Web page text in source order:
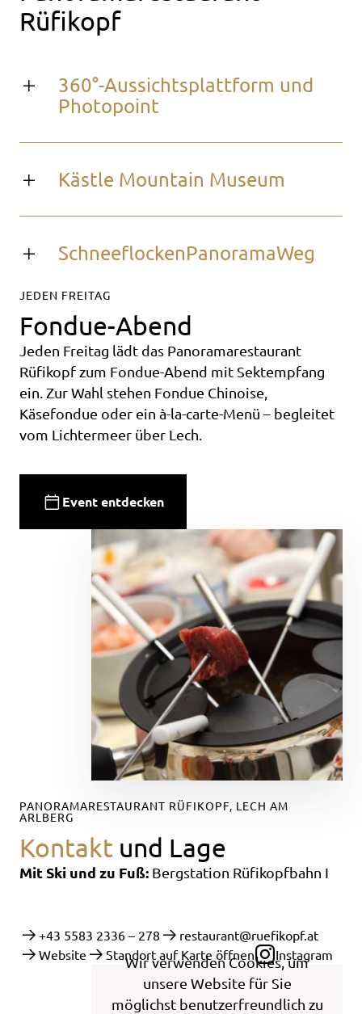
Rüfikopf
360°-Aussichtsplattform und
Photopoint
Kästle Mountain Museum
SchneeflockenPanoramaWeg
JEDEN FREITAG
Fondue-Abend
Jeden Freitag lädt das Panoramarestaurant
Rüfikopf zum Fondue-Abend mit Sektempfang
ein. Zur Wahl stehen Fondue Chinoise,
Käsefondue oder ein à-la-carte-Menü – begleitet
vom Lichtermeer über Lech.
Event entdecken
PANORAMARESTAURANT RÜFIKOPF, LECH AM
ARLBERG
Kontakt und Lage
Mit Ski und zu Fuß: Bergstation Rüfikopfbahn I
+43 5583 2336 – 278
restaurant@ruefikopf.at
Website
Standort auf Karte öffnen Instagram
Wir verwenden Cookies, um
unsere Website für Sie
möglichst benutzerfreundlich zu